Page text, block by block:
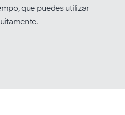
que puedes utilizar